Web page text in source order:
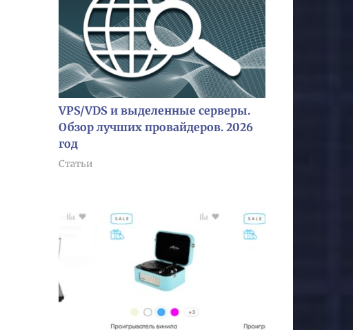
VPS/VDS и выделенные серверы.
Обзор лучших провайдеров. 2026
год
Статьи